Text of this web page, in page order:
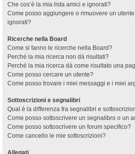
Che cos’è la mia lista amici e ignorati?
Come posso aggiungere o rimuovere un
ignorati?
Ricerche nella Board
Come si fanno le ricerche nella Board?
Perché la mia ricerca non dà risultati?
Perché la mia ricerca dà come risultato una
Come posso cercare un utente?
Come posso trovare i miei messaggi e i miei
Sottoscrizioni e segnalibri
Qual è la differenza fra segnalibri e
Come posso sottoscrivere un segnalibro o un
Come posso sottoscrivere un forum specifico?
Come cancello le mie sottoscrizioni?
Allegati